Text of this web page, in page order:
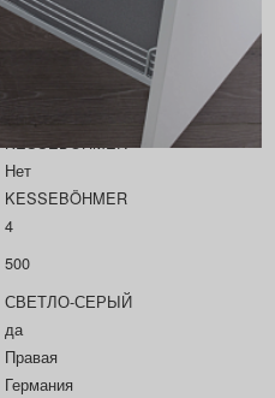
KESSEBÖHMER
Нет
KESSEBÖHMER
4
500
СВЕТЛО-СЕРЫЙ
да
Правая
Германия